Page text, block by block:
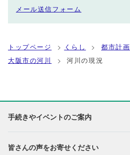
メール送信フォーム
トップページ くらし 都市計画
大阪市の河川
河川の現況
手続きやイベントのご案内
皆さんの声をお寄せください